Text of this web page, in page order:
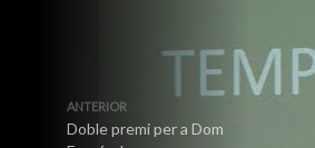
ANTERIOR
Doble premi per a Dom